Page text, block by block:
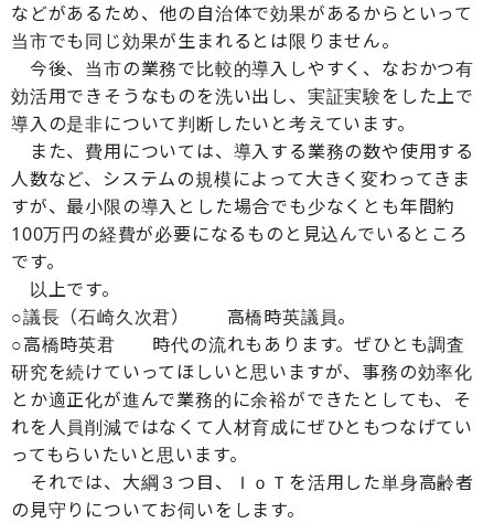
などがあるため、他の自治体で効果があるからといって
当市でも同じ効果が生まれるとは限りません。
今後、当市の業務で比較的導入しやすく、なおかつ有
効活用できそうなものを洗い出し、実証実験をした上で
導入の是非について判断したいと考えています。
また、費用については、導入する業務の数や使用する
人数など、システムの規模によって大きく変わってきま
すが、最小限の導入とした場合でも少なくとも年間約
100万円の経費が必要になるものと見込んでいるところ
です。
以上です。
○議長（石崎久次君） 高橋時英議員。
○高橋時英君 時代の流れもあります。ぜひとも調査
研究を続けていってほしいと思いますが、事務の効率化
とか適正化が進んで業務的に余裕ができたとしても、そ
れを人員削減ではなくて人材育成にぜひともつなげてい
ってもらいたいと思います。
それでは、大綱３つ目、ＩｏＴを活用した単身高齢者
の見守りについてお伺いをします。